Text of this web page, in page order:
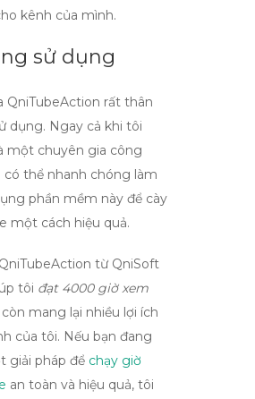
kênh của mình.
sử dụng
QniTubeAction rất thân
dụng. Ngay cả khi tôi
một chuyên gia công
có thể nhanh chóng làm
phần mềm này để cày
một cách hiệu quả.
QniTubeAction từ QniSoft
tôi đạt 4000 giờ xem
mang lại nhiều lợi ích
của tôi. Nếu bạn đang
giải pháp để chạy giờ
an toàn và hiệu quả, tôi